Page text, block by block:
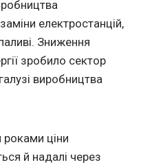
електростанцій,
Зниження
зробило сектор
виробництва
ціни
й надалі через